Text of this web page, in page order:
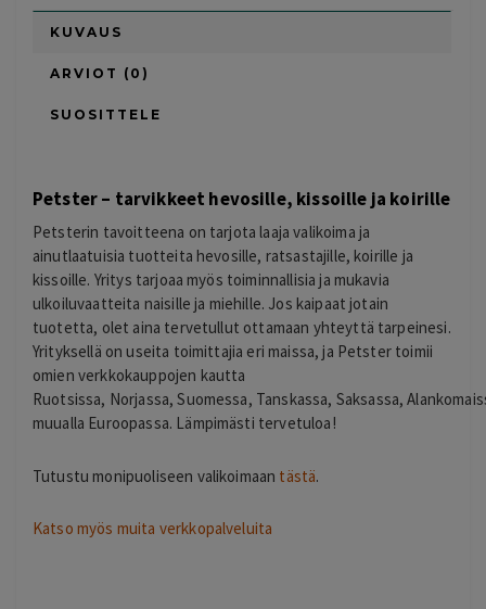
KUVAUS
ARVIOT (0)
SUOSITTELE
Petster – tarvikkeet hevosille, kissoille ja koirille
Petsterin tavoitteena on tarjota laaja valikoima ja
ainutlaatuisia tuotteita hevosille, ratsastajille, koirille ja
kissoille. Yritys tarjoaa myös toiminnallisia ja mukavia
ulkoiluvaatteita naisille ja miehille. Jos kaipaat jotain
tuotetta, olet aina tervetullut ottamaan yhteyttä tarpeinesi.
Yrityksellä on useita toimittajia eri maissa, ja Petster toimii
omien verkkokauppojen kautta
Ruotsissa, Norjassa, Suomessa, Tanskassa, Saksassa,
muualla Euroopassa. Lämpimästi tervetuloa!
Tutustu monipuoliseen valikoimaan tästä.
Katso myös muita verkkopalveluita